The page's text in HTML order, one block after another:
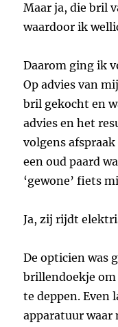
Maar ja, die bril
waardoor ik
Daarom ging ik
Op advies van
bril gekocht en
advies en het
volgens
een oud paard
‘gewone’ fiets
Ja, zij rijdt
De opticien was
brillendoekje
te deppen. Even
apparatuur